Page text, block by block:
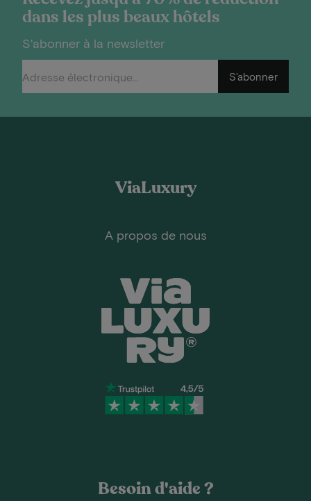
dans les plus beaux hôtels
S'abonner à la newsletter
S'abonner
ViaLuxury
A propos de nous
Besoin d'aide ?